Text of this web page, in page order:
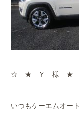
☆ ★ Ｙ 様 ★
いつもケーエムオー